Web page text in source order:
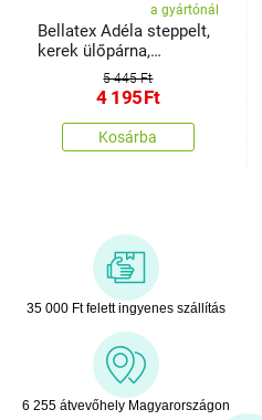
a gyártónál
Bellatex Adéla steppelt,
kerek ülőpárna,
szürketollak, 40 x 40 cm
5 445 Ft
4 195Ft
Kosárba
35 000 Ft felett ingyenes szállítás
6 255 átvevőhely Magyarországon